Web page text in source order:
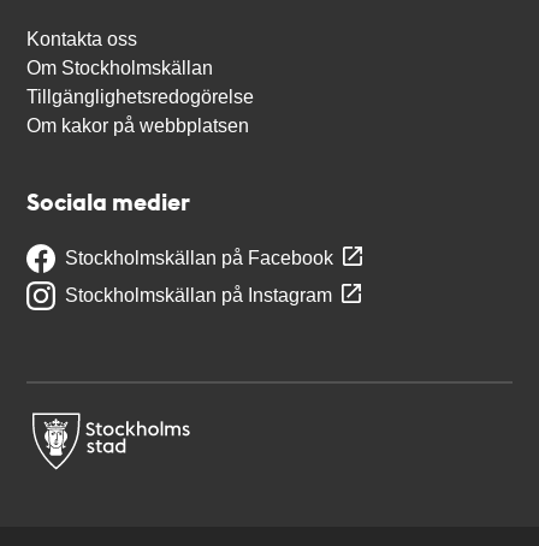
Kontakta oss
Om Stockholmskällan
Tillgänglighetsredogörelse
Om kakor på webbplatsen
Sociala medier
Stockholmskällan på Facebook
Stockholmskällan på Instagram